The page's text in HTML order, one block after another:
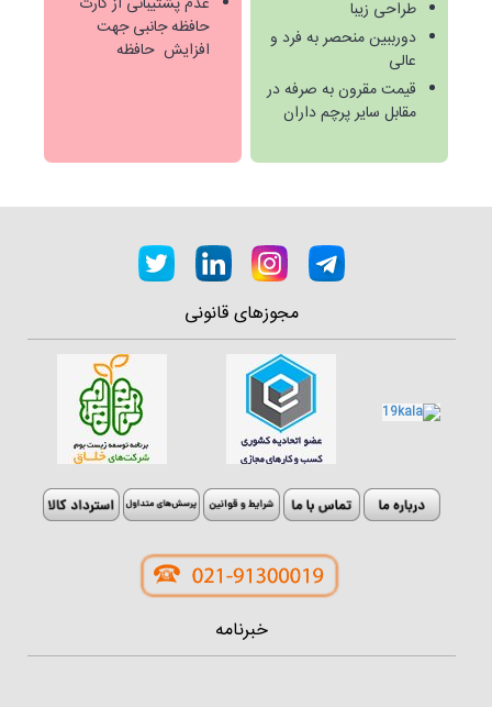
طراحی زیبا
دورببین منحصر به فرد و
عالی
قیمت مقرون به صرفه در
مقابل سایر پرچم داران
حافظه جانبی جهت
افزایش حافظه
مجوزهای قانونی
خبرنامه